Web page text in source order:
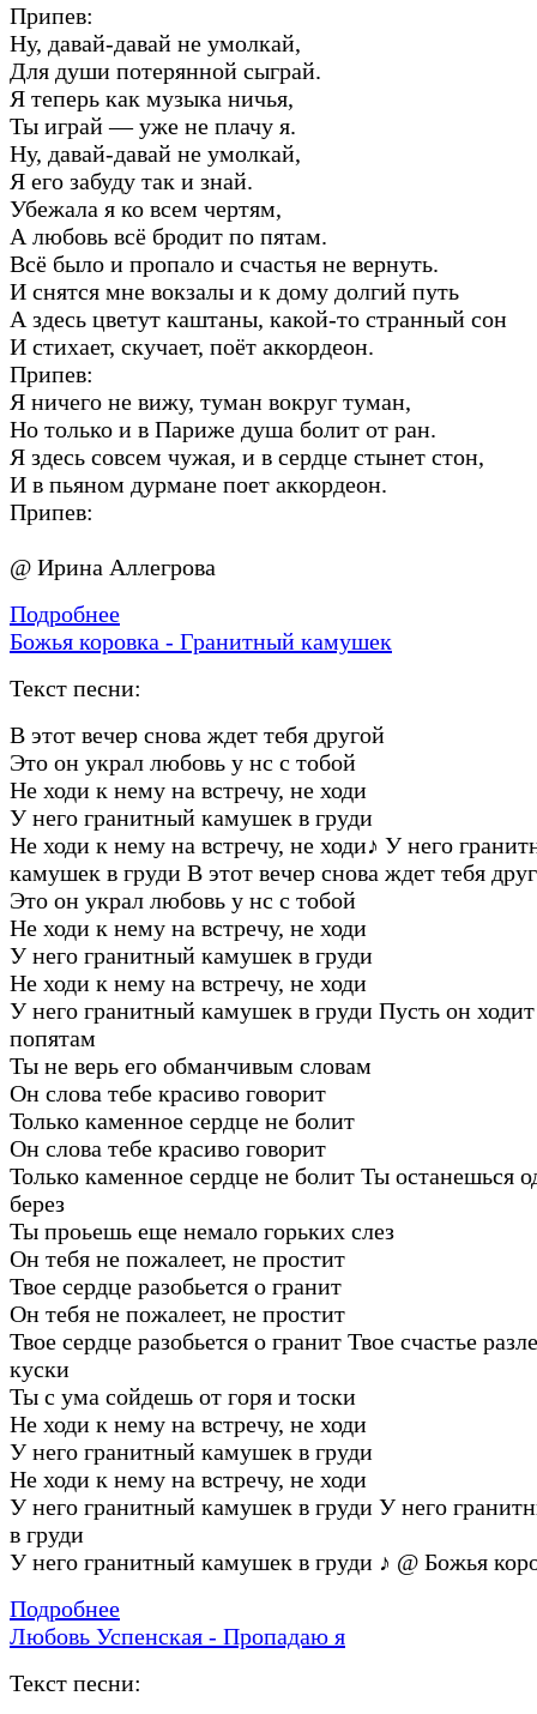
Припев:
Ну, давай-давай не умолкай,
Для души потерянной сыграй.
Я теперь как музыка ничья,
Ты играй — уже не плачу я.
Ну, давай-давай не умолкай,
Я его забуду так и знай.
Убежала я ко всем чертям,
А любовь всё бродит по пятам.
Всё было и пропало и счастья не вернуть.
И снятся мне вокзалы и к дому долгий путь
А здесь цветут каштаны, какой-то странный сон
И стихает, скучает, поёт аккордеон.
Припев:
Я ничего не вижу, туман вокруг туман,
Но только и в Париже душа болит от ран.
Я здесь совсем чужая, и в сердце стынет стон,
И в пьяном дурмане поет аккордеон.
Припев:
@ Ирина Аллегрова
Подробнее
Божья коровка - Гранитный камушек
Текст песни:
В этот вечер снова ждет тебя другой
Это он украл любовь у нс с тобой
Не ходи к нему на встречу, не ходи
У него гранитный камушек в груди
Не ходи к нему на встречу, не ходи♪ У него
камушек в груди В этот вечер снова ждет тебя
Это он украл любовь у нс с тобой
Не ходи к нему на встречу, не ходи
У него гранитный камушек в груди
Не ходи к нему на встречу, не ходи
У него гранитный камушек в груди Пусть он
попятам
Ты не верь его обманчивым словам
Он слова тебе красиво говорит
Только каменное сердце не болит
Он слова тебе красиво говорит
Только каменное сердце не болит Ты останешься
берез
Ты проьешь еще немало горьких слез
Он тебя не пожалеет, не простит
Твое сердце разобьется о гранит
Он тебя не пожалеет, не простит
Твое сердце разобьется о гранит Твое счастье
куски
Ты с ума сойдешь от горя и тоски
Не ходи к нему на встречу, не ходи
У него гранитный камушек в груди
Не ходи к нему на встречу, не ходи
У него гранитный камушек в груди У него
в груди
У него гранитный камушек в груди ♪ @ Божья
Подробнее
Любовь Успенская - Пропадаю я
Текст песни: